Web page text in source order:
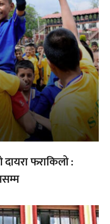
फराकिलो :